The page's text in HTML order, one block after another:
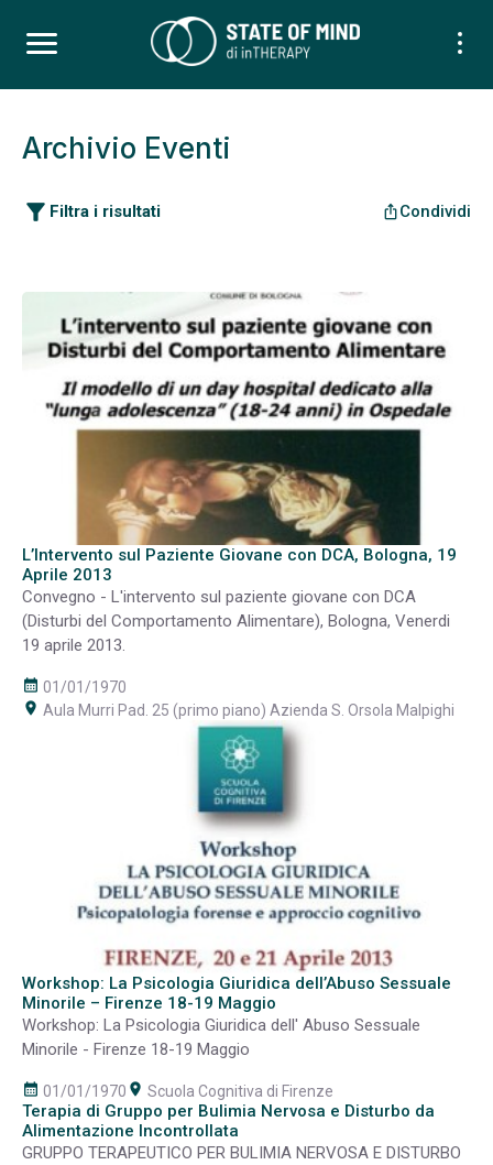
Archivio Eventi
filter_alt Filtra i risultati ios_shareCondividi
L’Intervento sul Paziente Giovane con DCA, Bologna, 19
Aprile 2013
Convegno - L'intervento sul paziente giovane con DCA
(Disturbi del Comportamento Alimentare), Bologna, Venerdi
19 aprile 2013.
calendar_month 01/01/1970
room Aula Murri Pad. 25 (primo piano) Azienda S. Orsola Malpighi
Workshop: La Psicologia Giuridica dell’Abuso Sessuale
Minorile – Firenze 18-19 Maggio
Workshop: La Psicologia Giuridica dell' Abuso Sessuale
Minorile - Firenze 18-19 Maggio
calendar_month 01/01/1970 room Scuola Cognitiva di Firenze
Terapia di Gruppo per Bulimia Nervosa e Disturbo da
Alimentazione Incontrollata
GRUPPO TERAPEUTICO PER BULIMIA NERVOSA E DISTURBO